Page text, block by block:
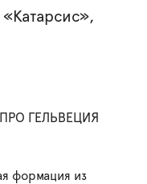
«Катарсис»,
ПРО ГЕЛЬВЕЦИЯ
формация из